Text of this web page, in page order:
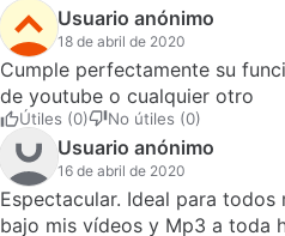
Usuario anónimo
18 de abril de 2020
Cumple perfectamente su
de youtube o cualquier otro
Útiles (0) No útiles (0)
Usuario anónimo
16 de abril de 2020
Espectacular. Ideal para
bajo mis vídeos y Mp3 a toda